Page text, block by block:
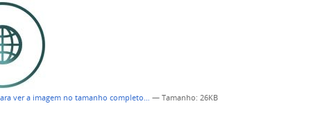
ver a imagem no tamanho completo… —Tamanho: 26KB